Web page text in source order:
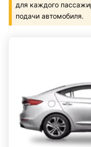
для каждого
подачи автомобиля.